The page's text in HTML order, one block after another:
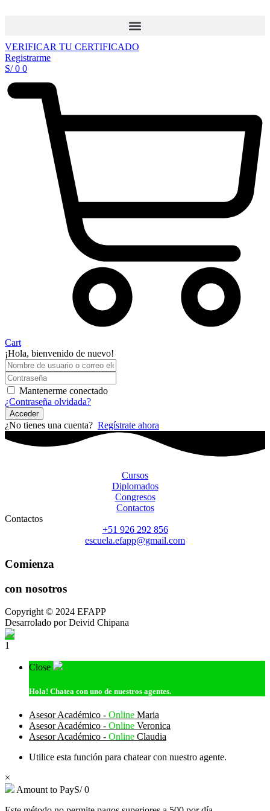
VERIFICAR TU CERTIFICADO
Registrarme
S/0 0
Cart
¡Hola, bienvenido de nuevo!
Mantenerme conectado
¿Contraseña olvidada?
Acceder
¿No tienes una cuenta? Regístrate ahora
Cursos
Diplomados
Congresos
Contactos
Contactos
+51 926 292 856
escuela.efapp@gmail.com
Comienza
con nosotros
Copyright © 2024 EFAPP
Desarrolado por Deivid Chipana
1
Close
Hola! Chatea con uno de nuestros agentes.
Asesor Académico - Online Maria
Asesor Académico - Online Veronica
Asesor Académico - Online Claudia
Utilice esta función para chatear con nuestro agente.
×
Amount to PayS/0